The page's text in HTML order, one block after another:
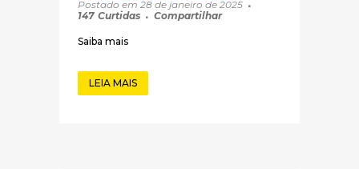
Postado em 28 de janeiro de 2025
147 Curtidas Compartilhar
Saiba mais
LEIA MAIS